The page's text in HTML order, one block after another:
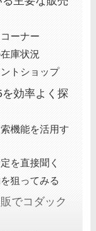
ーナー
庫状況
トショップ
効率よく探
機能を活用す
を直接聞く
狙ってみる
でコダック